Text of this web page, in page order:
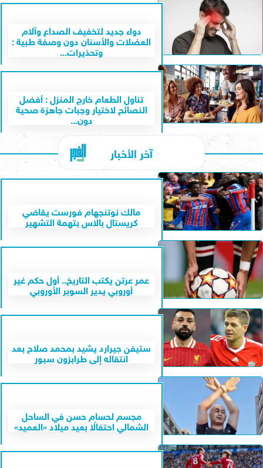
دواء جديد لتخفيف الصداع وآلام
العضلات والأسنان دون وصفة طبية :
وتحذيرات...
تناول الطعام خارج المنزل : أفضل
النصائح لاختيار وجبات جاهزة صحية
دون...
آخر الأخبار
مالك نوتنجهام فورست يقاضي
كريستال بالاس بتهمة التشهير
عمر عرتن يكتب التاريخ.. أول حكم غير
أوروبي يدير السوبر الأوروبي
ستيفن جيرارد يشيد بمحمد صلاح بعد
انتقاله إلى طرابزون سبور
مجسم لحسام حسن في الساحل
الشمالي احتفالًا بعيد ميلاد «العميد»